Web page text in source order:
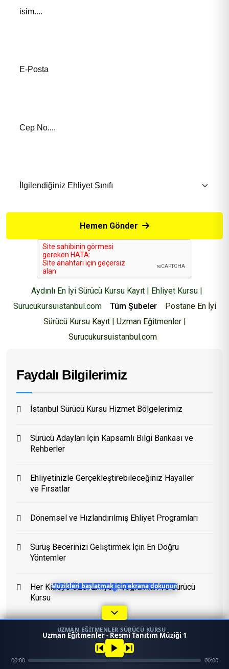
Hemen Gönder
Aydınlı En İyi Sürücü Kursu Kayıt | Ehliyet Kursu |
Surucukursuistanbul.com
Tüm Şubeler
Postane En İyi
Sürücü Kursu Kayıt | Uzman Eğitmenler |
Surucukursuistanbul.com
Faydalı Bilgilerimiz
İstanbul Sürücü Kursu Hizmet Bölgelerimiz
Sürücü Adayları İçin Kapsamlı Bilgi Bankası ve
Rehberler
Ehliyetinizle Gerçekleştirebileceğiniz Hayaller
ve Fırsatlar
Dönemsel ve Hızlandırılmış Ehliyet Programları
Sürüş Becerinizi Geliştirmek İçin En Doğru
Yöntemler
Her Kitleye Özel Ehliyet Programları ve Sürücü
Kursu
Eğitim Danışmanı
En Hızlı Sürücü Kursu
Bugün 18:07
Ara
1
Konum Mezun
Müzikleri başlatmak için ekrana dokunun
UZMAN EĞITMENLER SÜRÜCÜ KURSU
Uzman Eğitmenler - Resmi Tanıtım Müziği 1
00:00 00:00